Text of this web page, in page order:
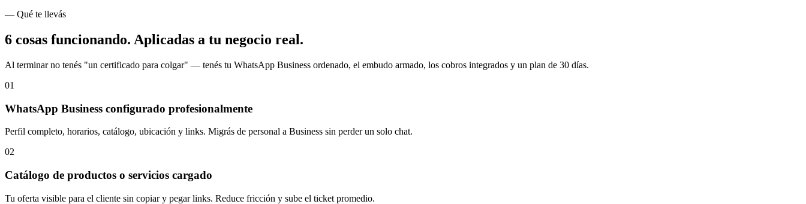
— Qué te llevás
6 cosas funcionando. Aplicadas a tu negocio real.
Al terminar no tenés "un certificado para colgar" — tenés tu WhatsApp Business ordenado, el embudo armado, los cobros integrados y un plan de 30 días.
01
WhatsApp Business configurado profesionalmente
Perfil completo, horarios, catálogo, ubicación y links. Migrás de personal a Business sin perder un solo chat.
02
Catálogo de productos o servicios cargado
Tu oferta visible para el cliente sin copiar y pegar links. Reduce fricción y sube el ticket promedio.